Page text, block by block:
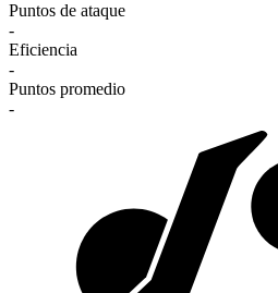
Puntos de ataque
-
Eficiencia
-
Puntos promedio
-